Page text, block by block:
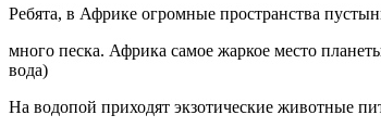
Ребята, в Африке огромные пространства
много песка. Африка самое жаркое место
вода)
На водопой приходят экзотические животные